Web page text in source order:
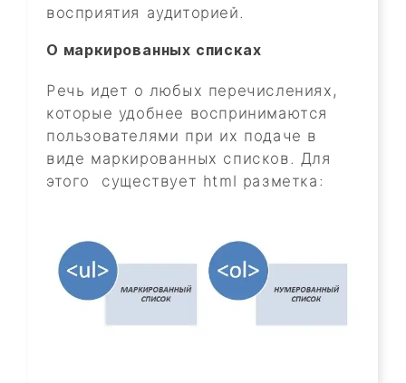
восприятия аудиторией.
О маркированных списках
Речь идет о любых перечислениях,
которые удобнее воспринимаются
пользователями при их подаче в
виде маркированных списков. Для
этого существует html разметка: